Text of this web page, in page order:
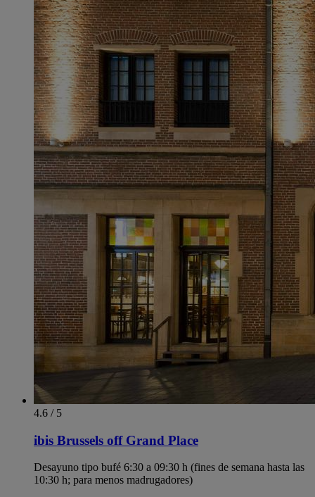
4.6 / 5
ibis Brussels off Grand Place
Desayuno tipo bufé 6:30 a 09:30 h (fines de semana hasta las
10:30 h; para menos madrugadores)